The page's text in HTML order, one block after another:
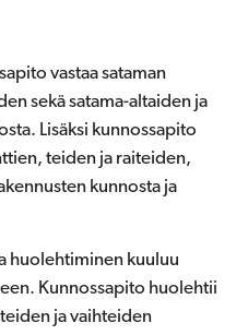
vastaa sataman
sekä satama-altaiden ja
Lisäksi kunnossapito
teiden ja raiteiden,
kunnosta ja
huolehtiminen kuuluu
Kunnossapito huolehtii
ja vaihteiden